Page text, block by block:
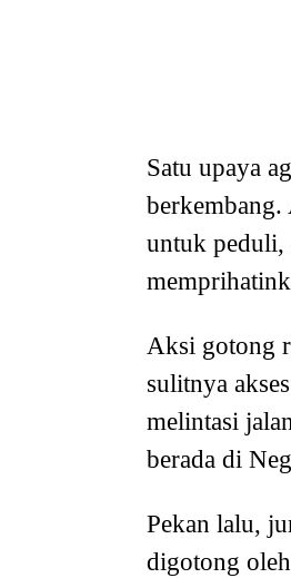
Satu upaya
untuk peduli,
Aksi gotong
sulitnya
melintasi
berada di
Pekan lalu,
digotong